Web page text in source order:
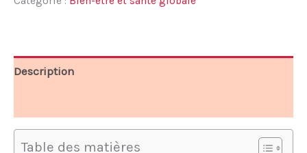
Description
Table des matières